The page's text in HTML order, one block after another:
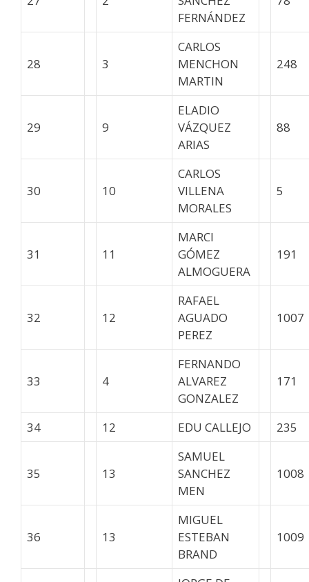
FERNÁNDEZ
28 3
CARLOS
MENCHON
MARTIN
248
29 9
ELADIO
VÁZQUEZ
ARIAS
88
30 10
CARLOS
VILLENA
MORALES
5
31 11
MARCI
GÓMEZ
ALMOGUERA
191
32 12
RAFAEL
AGUADO
PEREZ
1007
33 4
FERNANDO
ALVAREZ
GONZALEZ
171
34 12 EDU CALLEJO 235
35 13
SAMUEL
SANCHEZ
MEN
1008
36 13
MIGUEL
ESTEBAN
BRAND
1009